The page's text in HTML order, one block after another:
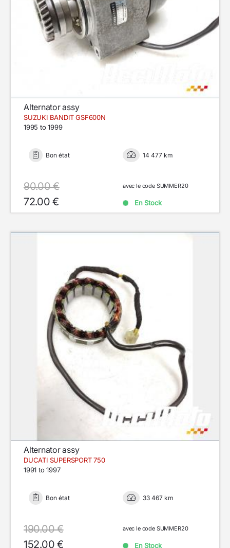
Alternator assy
SUZUKI BANDIT GSF600N
1995 to 1999
Bon état 14 477 km
90.00 €
72.00 €
avec le code SUMMER20
En Stock
Alternator assy
DUCATI SUPERSPORT 750
1991 to 1997
Bon état 33 467 km
190.00 €
152.00 €
avec le code SUMMER20
En Stock